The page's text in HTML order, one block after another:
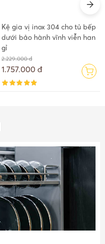
Kệ gia vị inox 304 cho tủ bếp
dưới bảo hành vĩnh viễn han
gỉ
2.229.000 đ
1.757.000 đ